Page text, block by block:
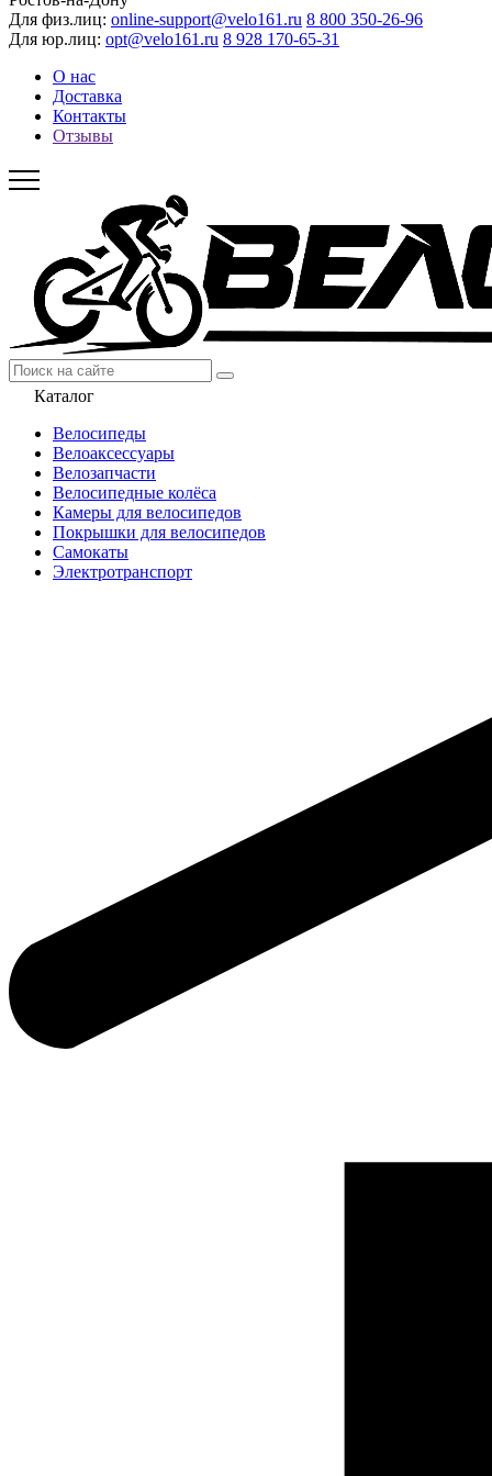
Для физ.лиц: online-support@velo161.ru 8 800 350-26-96
Для юр.лиц: opt@velo161.ru 8 928 170-65-31
О нас
Доставка
Контакты
Отзывы
Каталог
Велосипеды
Велоаксессуары
Велозапчасти
Велосипедные колёса
Камеры для велосипедов
Покрышки для велосипедов
Самокаты
Электротранспорт